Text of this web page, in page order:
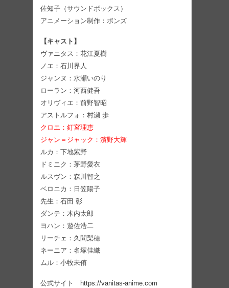
佐知子（サウンドボックス）
アニメーション制作：ボンズ
【キャスト】
ヴァニタス：花江夏樹
ノエ：石川界人
ジャンヌ：水瀬いのり
ローラン：河西健吾
オリヴィエ：前野智昭
アストルフォ：村瀬 歩
クロエ：釘宮理恵
ジャン＝ジャック：濱野大輝
ルカ：下地紫野
ドミニク：茅野愛衣
ルスヴン：森川智之
ベロニカ：日笠陽子
先生：石田 彰
ダンテ：木内太郎
ヨハン：遊佐浩二
リーチェ：久間梨穂
ネーニア：名塚佳織
ムル：小牧未侑
公式サイト
https://vanitas-anime.com